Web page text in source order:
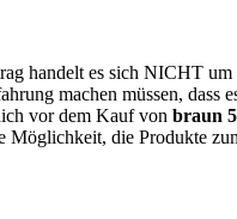
handelt es sich NICHT
machen müssen, dass
vor dem Kauf von braun
Möglichkeit, die Produkte